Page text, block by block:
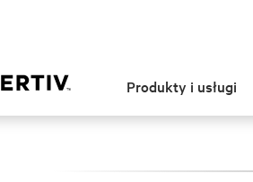
Produkty i usługi